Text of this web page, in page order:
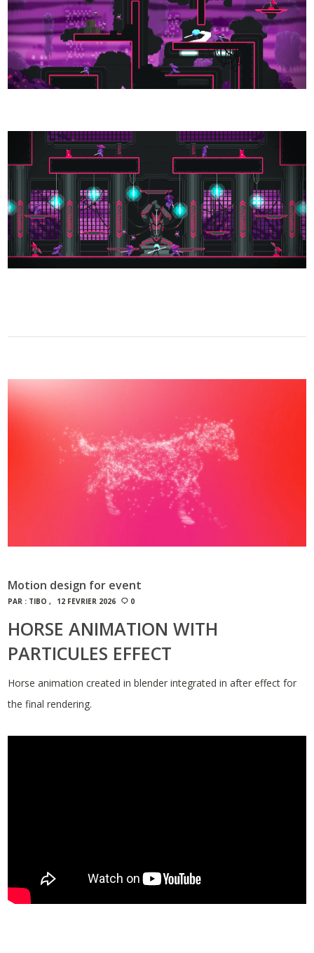
Motion design for event
PAR : TIBO 12 FÉVRIER 2026 0
HORSE ANIMATION WITH
PARTICULES EFFECT
Horse animation created in blender integrated in after effect for
the final rendering.